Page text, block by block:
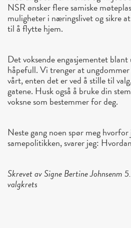
NSR ønsker flere samiske
muligheter i næringslivet og sikre
til å flytte hjem.
Det voksende engasjementet
håpefull. Vi trenger at
vårt, enten det er ved å stille til
gatene. Husk også å bruke din
voksne som bestemmer for deg.
Neste gang noen spør meg hvorfor
samepolitikken, svarer jeg:
Skrevet av Signe Bertine Johnsenm
valgkrets